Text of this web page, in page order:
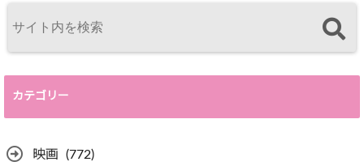
カテゴリー
映画 (772)